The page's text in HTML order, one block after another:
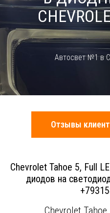
Автосвет №1 в
Отзывы
Chevrolet Tahoe 5, Full
диодов на
Chevrolet